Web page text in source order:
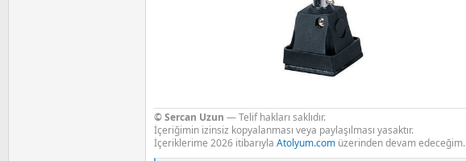
© Sercan Uzun — Telif hakları saklıdır.
İçeriğimin izinsiz kopyalanması veya paylaşılması yasaktır.
İçeriklerime 2026 itibarıyla Atolyum.com üzerinden devam edeceğim.